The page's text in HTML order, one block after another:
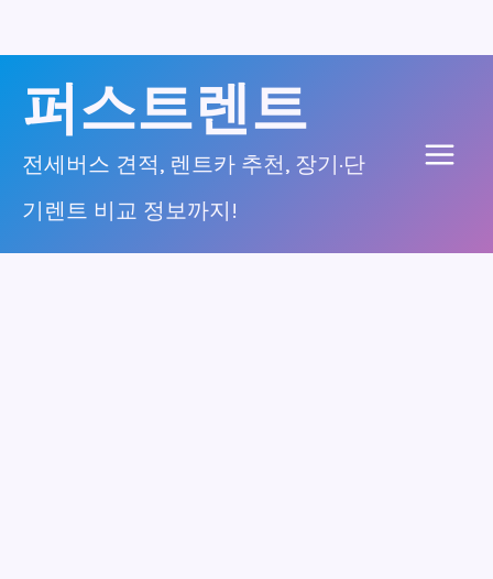
너
퍼스트렌트
전세버스 견적, 렌트카 추천, 장기·단
기렌트 비교 정보까지!